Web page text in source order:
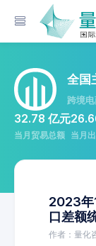
全国
跨境
32.78 亿元
当月贸易总额 当月
2023年
口差额
作者：量化